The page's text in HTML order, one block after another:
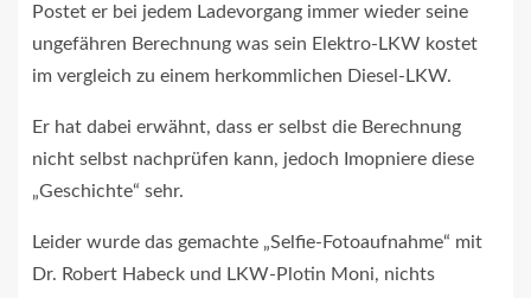
Postet er bei jedem Ladevorgang immer wieder seine
ungefähren Berechnung was sein Elektro-LKW kostet
im vergleich zu einem herkommlichen Diesel-LKW.
Er hat dabei erwähnt, dass er selbst die Berechnung
nicht selbst nachprüfen kann, jedoch Imopniere diese
„Geschichte“ sehr.
Leider wurde das gemachte „Selfie-Fotoaufnahme“ mit
Dr. Robert Habeck und LKW-Plotin Moni, nichts